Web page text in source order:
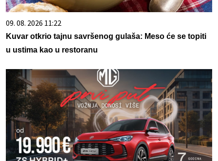
09. 08. 2026 11:22
Kuvar otkrio tajnu savršenog gulaša: Meso će se topiti
u ustima kao u restoranu